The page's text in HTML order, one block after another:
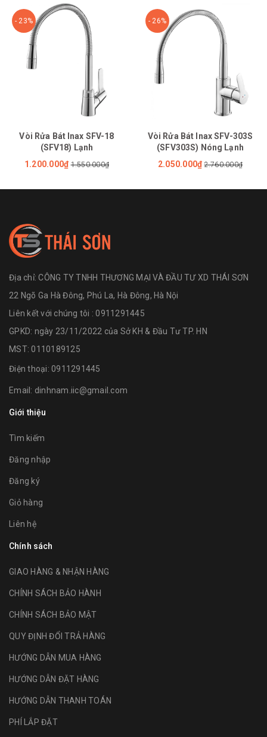
- 23%
Vòi Rửa Bát Inax SFV-18
(SFV18) Lạnh
1.200.000₫ 1.550.000₫
- 26%
Vòi Rửa Bát Inax SFV-303S
(SFV303S) Nóng Lạnh
2.050.000₫ 2.760.000₫
Địa chỉ:CÔNG TY TNHH THƯƠNG MẠI VÀ ĐẦU TƯ XD THÁI SƠN
22 Ngõ Ga Hà Đông, Phú La, Hà Đông, Hà Nội
Liên kết với chúng tôi : 0911291445
GPKD: ngày 23/11/2022 của Sở KH & Đầu Tư TP. HN
MST: 0110189125
Điện thoại: 0911291445
Email: dinhnam.iic@gmail.com
Giới thiệu
Tìm kiếm
Đăng nhập
Đăng ký
Giỏ hàng
Liên hệ
Chính sách
GIAO HÀNG & NHẬN HÀNG
CHÍNH SÁCH BẢO HÀNH
CHÍNH SÁCH BẢO MẬT
QUY ĐỊNH ĐỔI TRẢ HÀNG
HƯỚNG DẪN MUA HÀNG
HƯỚNG DẪN ĐẶT HÀNG
HƯỚNG DẪN THANH TOÁN
PHÍ LẮP ĐẶT